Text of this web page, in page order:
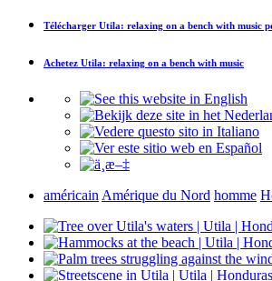
Télécharger Utila: relaxing on a bench with music
Achetez Utila: relaxing on a bench with music
américain Amérique du Nord homme